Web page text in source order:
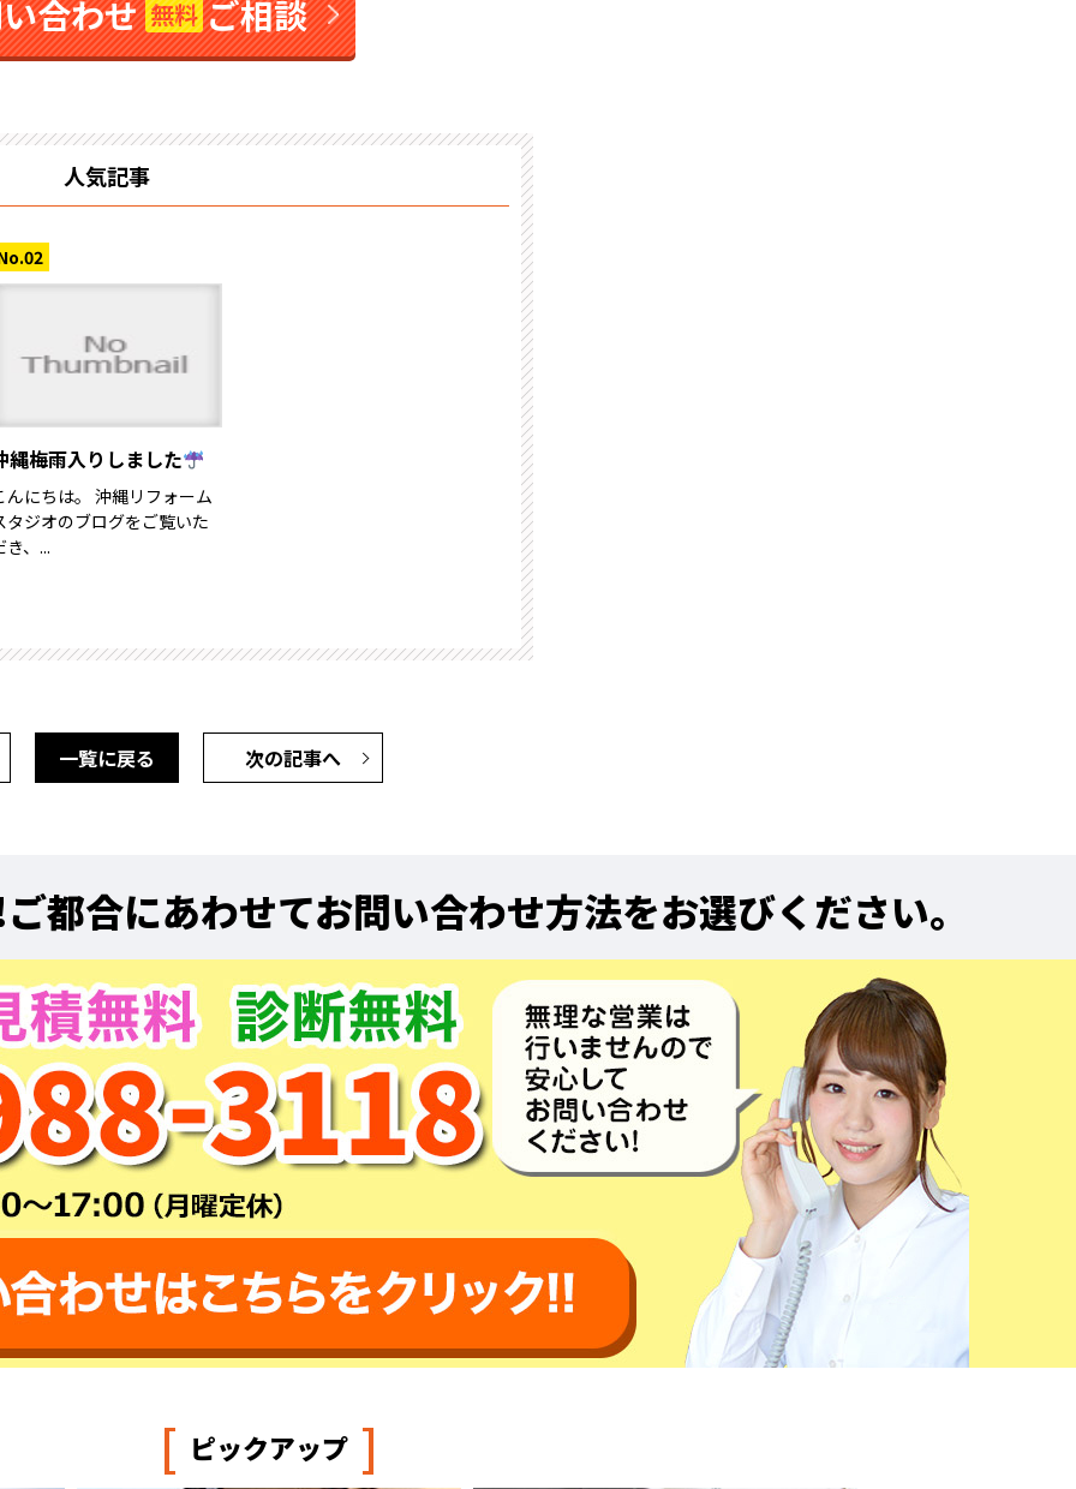
合わせ無料 ご相談
人気記事
縄梅雨入りしました
んにちは。 沖縄リフォーム
タジオのブログをご覧いた
き、...
次の記事へ
一覧に戻る
ご都合にあわせてお問い合わせ方法をお選びください。
[ ピックアップ ]